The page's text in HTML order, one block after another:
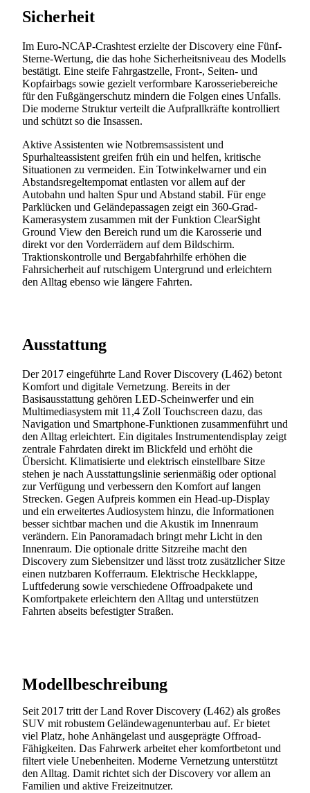
Sicherheit
Im Euro-NCAP-Crashtest erzielte der Discovery eine Fünf-
Sterne-Wertung, die das hohe Sicherheitsniveau des Modells
bestätigt. Eine steife Fahrgastzelle, Front-, Seiten- und
Kopfairbags sowie gezielt verformbare Karosseriebereiche
für den Fußgängerschutz mindern die Folgen eines Unfalls.
Die moderne Struktur verteilt die Aufprallkräfte kontrolliert
und schützt so die Insassen.
Aktive Assistenten wie Notbremsassistent und
Spurhalteassistent greifen früh ein und helfen, kritische
Situationen zu vermeiden. Ein Totwinkelwarner und ein
Abstandsregeltempomat entlasten vor allem auf der
Autobahn und halten Spur und Abstand stabil. Für enge
Parklücken und Geländepassagen zeigt ein 360-Grad-
Kamerasystem zusammen mit der Funktion ClearSight
Ground View den Bereich rund um die Karosserie und
direkt vor den Vorderrädern auf dem Bildschirm.
Traktionskontrolle und Bergabfahrhilfe erhöhen die
Fahrsicherheit auf rutschigem Untergrund und erleichtern
den Alltag ebenso wie längere Fahrten.
Ausstattung
Der 2017 eingeführte Land Rover Discovery (L462) betont
Komfort und digitale Vernetzung. Bereits in der
Basisausstattung gehören LED-Scheinwerfer und ein
Multimediasystem mit 11,4 Zoll Touchscreen dazu, das
Navigation und Smartphone-Funktionen zusammenführt und
den Alltag erleichtert. Ein digitales Instrumentendisplay zeigt
zentrale Fahrdaten direkt im Blickfeld und erhöht die
Übersicht. Klimatisierte und elektrisch einstellbare Sitze
stehen je nach Ausstattungslinie serienmäßig oder optional
zur Verfügung und verbessern den Komfort auf langen
Strecken. Gegen Aufpreis kommen ein Head-up-Display
und ein erweitertes Audiosystem hinzu, die Informationen
besser sichtbar machen und die Akustik im Innenraum
verändern. Ein Panoramadach bringt mehr Licht in den
Innenraum. Die optionale dritte Sitzreihe macht den
Discovery zum Siebensitzer und lässt trotz zusätzlicher Sitze
einen nutzbaren Kofferraum. Elektrische Heckklappe,
Luftfederung sowie verschiedene Offroadpakete und
Komfortpakete erleichtern den Alltag und unterstützen
Fahrten abseits befestigter Straßen.
Modellbeschreibung
Seit 2017 tritt der Land Rover Discovery (L462) als großes
SUV mit robustem Geländewagenunterbau auf. Er bietet
viel Platz, hohe Anhängelast und ausgeprägte Offroad-
Fähigkeiten. Das Fahrwerk arbeitet eher komfortbetont und
filtert viele Unebenheiten. Moderne Vernetzung unterstützt
den Alltag. Damit richtet sich der Discovery vor allem an
Familien und aktive Freizeitnutzer.